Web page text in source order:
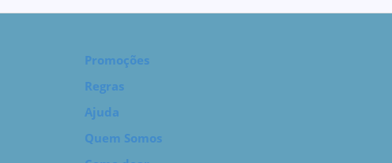
Promoções
Regras
Ajuda
Quem Somos